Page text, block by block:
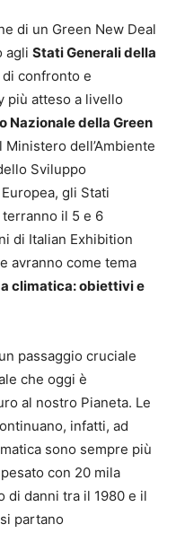
di un Green New Deal
agli Stati Generali della
di confronto e
più atteso a livello
Nazionale della Green
dell’Ambiente
Sviluppo
gli Stati
il 5 e 6
di Italian Exhibition
avranno come tema
climatica: obiettivi e
passaggio cruciale
che oggi è
al nostro Pianeta. Le
infatti, ad
sono sempre più
con 20 mila
di danni tra il 1980 e il
partano